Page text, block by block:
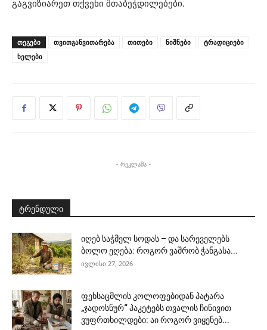
გაგვიზიარეთ თქვენი შთაბეჭდილებები.
ᲗᲔᲒᲔᲑᲘ თვითგანვითარება თითები ნიშნები
ტრადიციები
ხელები
- რეკლამა -
ტრენდული
იღებ საჭმელ სოდას – და სარეველებს
ბოლო ეღება: როგორ ვაშრობ ჭანგასა...
ივლისი 27, 2026
ფეხსაცმლის კოლოფებიდან პატარა
„ჯადოსნურ“ პაკეტებს თვალის ჩინივით
ვუფრთხილდები: აი როგორ ვიყენებ...